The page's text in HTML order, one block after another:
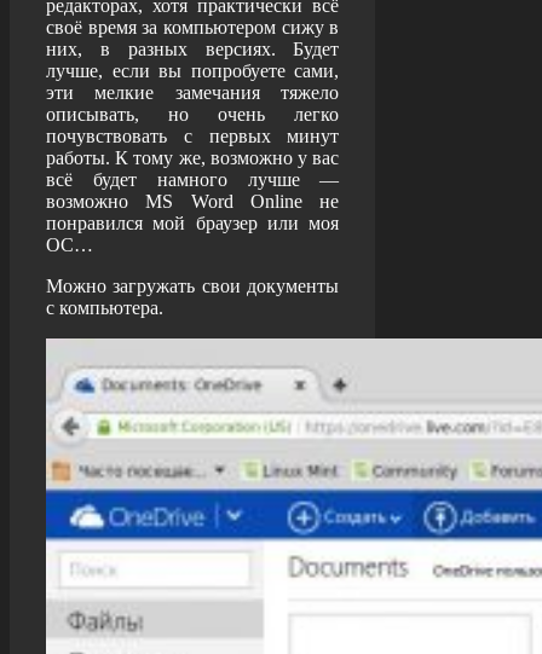
редакторах, хотя практически всё
своё время за компьютером сижу в
них, в разных версиях. Будет
лучше, если вы попробуете сами,
эти мелкие замечания тяжело
описывать, но очень легко
почувствовать с первых минут
работы. К тому же, возможно у вас
всё будет намного лучше —
возможно MS Word Online не
понравился мой браузер или моя
ОС…
Можно загружать свои документы
с компьютера.